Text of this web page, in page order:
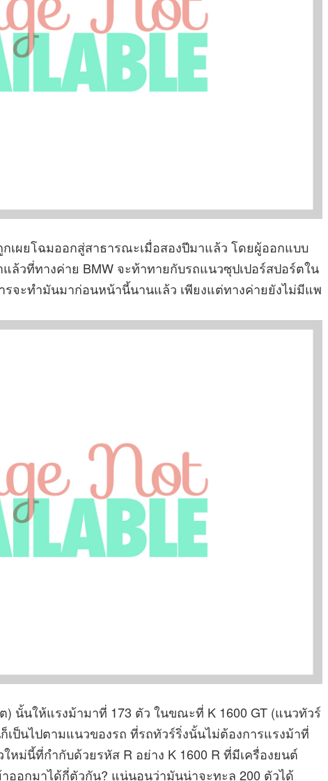
เผยโฉมออกสู่สาธารณะเมื่อสองปีมาแล้ว โดยผู้ออกแบบ
ล้วที่ทางค่าย BMW จะท้าทายกับรถแนวซุปเปอร์สปอร์ตใน
รจะทำมันมาก่อนหน้านี้นานแล้ว เพียงแต่ทางค่ายยังไม่มีแพ
นั้นให้แรงม้ามาที่ 173 ตัว ในขณะที่ K 1600 GT (แนวทัวร์
ป็นไปตามแนวของรถ ที่รถทัวร์ริ่งนั้นไม่ต้องการแรงม้าที่
หม่นี้ที่กำกับด้วยรหัส R อย่าง K 1600 R ที่มีเครื่องยนต์
ออกมาได้กี่ตัวกัน? แน่นอนว่ามันน่าจะทะลุ 200 ตัวได้